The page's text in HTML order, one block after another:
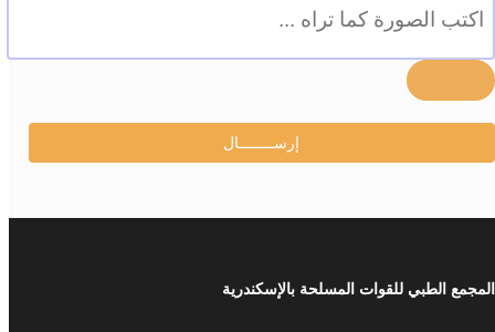
المجمع الطبي للقوات المسلحة بالإسكندرية